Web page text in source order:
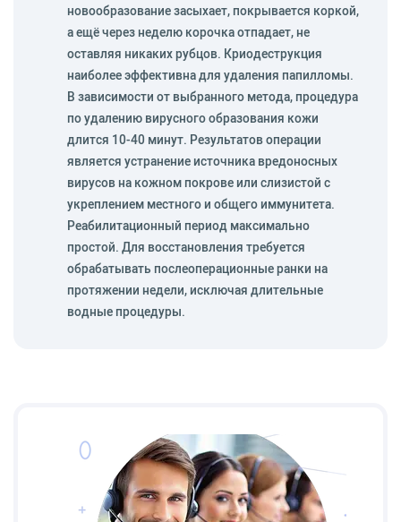
новообразование засыхает, покрывается коркой,
а ещё через неделю корочка отпадает, не
оставляя никаких рубцов. Криодеструкция
наиболее эффективна для удаления папилломы.
В зависимости от выбранного метода, процедура
по удалению вирусного образования кожи
длится 10-40 минут. Результатов операции
является устранение источника вредоносных
вирусов на кожном покрове или слизистой с
укреплением местного и общего иммунитета.
Реабилитационный период максимально
простой. Для восстановления требуется
обрабатывать послеоперационные ранки на
протяжении недели, исключая длительные
водные процедуры.